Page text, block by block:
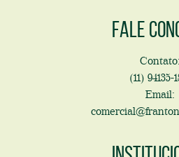
Fale
Contato:
(11) 94135-
Email: